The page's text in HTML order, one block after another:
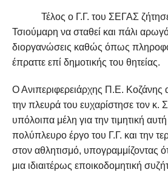
Τέλος ο Γ.Γ. του ΣΕΓΑΣ ζήτησε
Τσιούμαρη να σταθεί και πάλι
διοργανώσεις καθώς όπως
έπραττε επί δημοτικής του θητείας.
Ο Ανιπεριφερειάρχης Π.Ε. Κοζάνης
την πλευρά του ευχαρίστησε τον κ.
υπόλοιπα μέλη για την τιμητική
πολύπλευρο έργο του Γ.Γ. και την
στον αθλητισμό, υπογραμμίζοντας
μια ιδιαιτέρως εποικοδομητική